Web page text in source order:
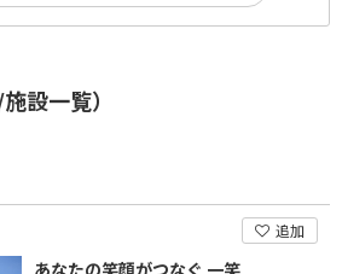
設一覧）
追加
あなたの笑顔がつなぐ 一笑